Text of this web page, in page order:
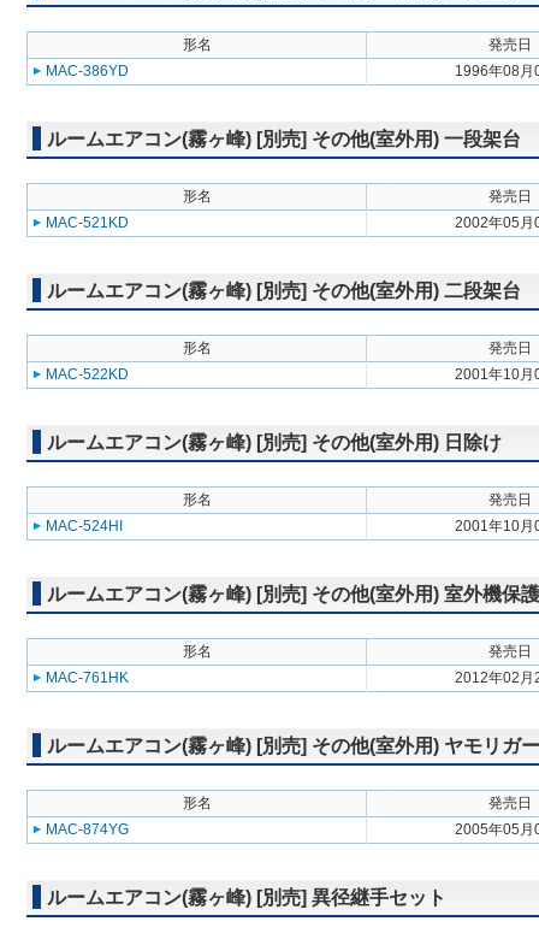
形名
発売日
MAC-386YD
1996年08月
ルームエアコン(霧ヶ峰) [別売] その他(室外用) 一段架台
形名
発売日
MAC-521KD
2002年05月
ルームエアコン(霧ヶ峰) [別売] その他(室外用) 二段架台
形名
発売日
MAC-522KD
2001年10月
ルームエアコン(霧ヶ峰) [別売] その他(室外用) 日除け
形名
発売日
MAC-524HI
2001年10月
ルームエアコン(霧ヶ峰) [別売] その他(室外用) 室外機保
形名
発売日
MAC-761HK
2012年02月
ルームエアコン(霧ヶ峰) [別売] その他(室外用) ヤモリガ
形名
発売日
MAC-874YG
2005年05月
ルームエアコン(霧ヶ峰) [別売] 異径継手セット